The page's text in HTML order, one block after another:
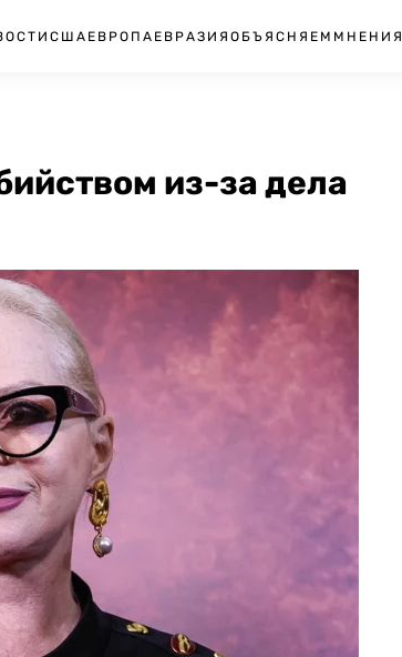
США ЕВРОПА ЕВРАЗИЯ ОБЪЯСНЯЕМ МНЕНИЯ
из-за дела